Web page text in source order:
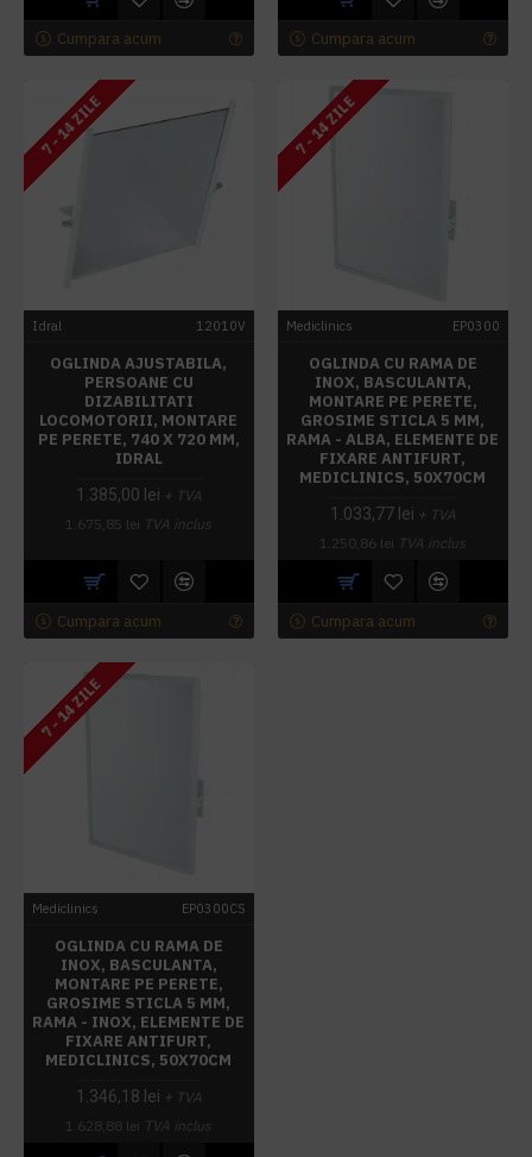
Cumpara acum Cumpara acum
7 - 14 ZILE
Idral 12010V
OGLINDA AJUSTABILA,
PERSOANE CU
DIZABILITATI
LOCOMOTORII, MONTARE
PE PERETE, 740 X 720 MM,
IDRAL
1.385,00 lei + TVA
1.675,85 lei TVA inclus
Cumpara acum
7 - 14 ZILE
Mediclinics EP0300
OGLINDA CU RAMA DE
INOX, BASCULANTA,
MONTARE PE PERETE,
GROSIME STICLA 5 MM,
RAMA - ALBA, ELEMENTE DE
FIXARE ANTIFURT,
MEDICLINICS, 50X70CM
1.033,77 lei + TVA
1.250,86 lei TVA inclus
Cumpara acum
7 - 14 ZILE
Mediclinics EP0300CS
OGLINDA CU RAMA DE
INOX, BASCULANTA,
MONTARE PE PERETE,
GROSIME STICLA 5 MM,
RAMA - INOX, ELEMENTE DE
FIXARE ANTIFURT,
MEDICLINICS, 50X70CM
1.346,18 lei + TVA
1.628,88 lei TVA inclus